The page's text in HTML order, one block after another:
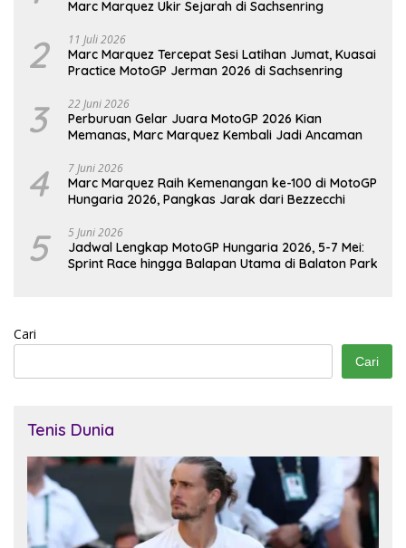
Marc Marquez Ukir Sejarah di Sachsenring
2 11 Juli 2026
Marc Marquez Tercepat Sesi Latihan Jumat, Kuasai
Practice MotoGP Jerman 2026 di Sachsenring
3 22 Juni 2026
Perburuan Gelar Juara MotoGP 2026 Kian
Memanas, Marc Marquez Kembali Jadi Ancaman
4 7 Juni 2026
Marc Marquez Raih Kemenangan ke-100 di MotoGP
Hungaria 2026, Pangkas Jarak dari Bezzecchi
5 5 Juni 2026
Jadwal Lengkap MotoGP Hungaria 2026, 5-7 Mei:
Sprint Race hingga Balapan Utama di Balaton Park
Cari
Cari
Tenis Dunia